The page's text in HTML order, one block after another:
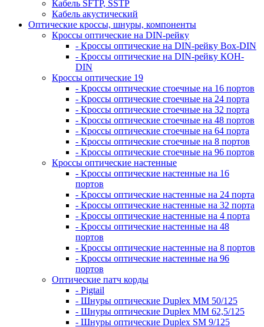
Кабель SFTP, SSTP
Кабель акустический
Оптические кроссы, шнуры, компоненты
Кроссы оптические на DIN-рейку
- Кроссы оптические на DIN-рейку Box-DIN
- Кроссы оптические на DIN-рейку КОН-
DIN
Кроссы оптические 19
- Кроссы оптические стоечные на 16 портов
- Кроссы оптические стоечные на 24 порта
- Кроссы оптические стоечные на 32 порта
- Кроссы оптические стоечные на 48 портов
- Кроссы оптические стоечные на 64 порта
- Кроссы оптические стоечные на 8 портов
- Кроссы оптические стоечные на 96 портов
Кроссы оптические настенные
- Кроссы оптические настенные на 16
портов
- Кроссы оптические настенные на 24 порта
- Кроссы оптические настенные на 32 порта
- Кроссы оптические настенные на 4 порта
- Кроссы оптические настенные на 48
портов
- Кроссы оптические настенные на 8 портов
- Кроссы оптические настенные на 96
портов
Оптические патч корды
- Pigtail
- Шнуры оптические Duplex MM 50/125
- Шнуры оптические Duplex MM 62,5/125
- Шнуры оптические Duplex SM 9/125